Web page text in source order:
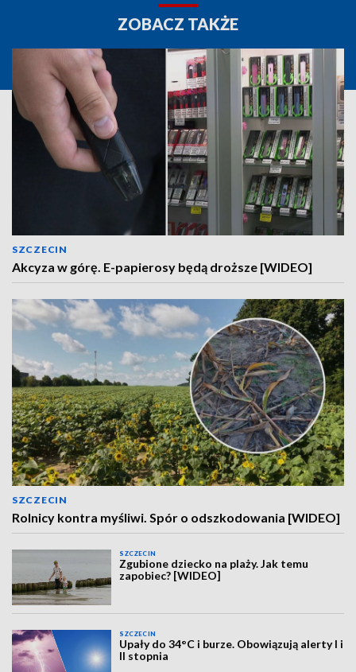
ZOBACZ TAKŻE
SZCZECIN
Akcyza w górę. E-papierosy będą droższe [WIDEO]
SZCZECIN
Rolnicy kontra myśliwi. Spór o odszkodowania [WIDEO]
SZCZECIN
Zgubione dziecko na plaży. Jak temu
zapobiec? [WIDEO]
SZCZECIN
Upały do 34°C i burze. Obowiązują alerty I i
II stopnia